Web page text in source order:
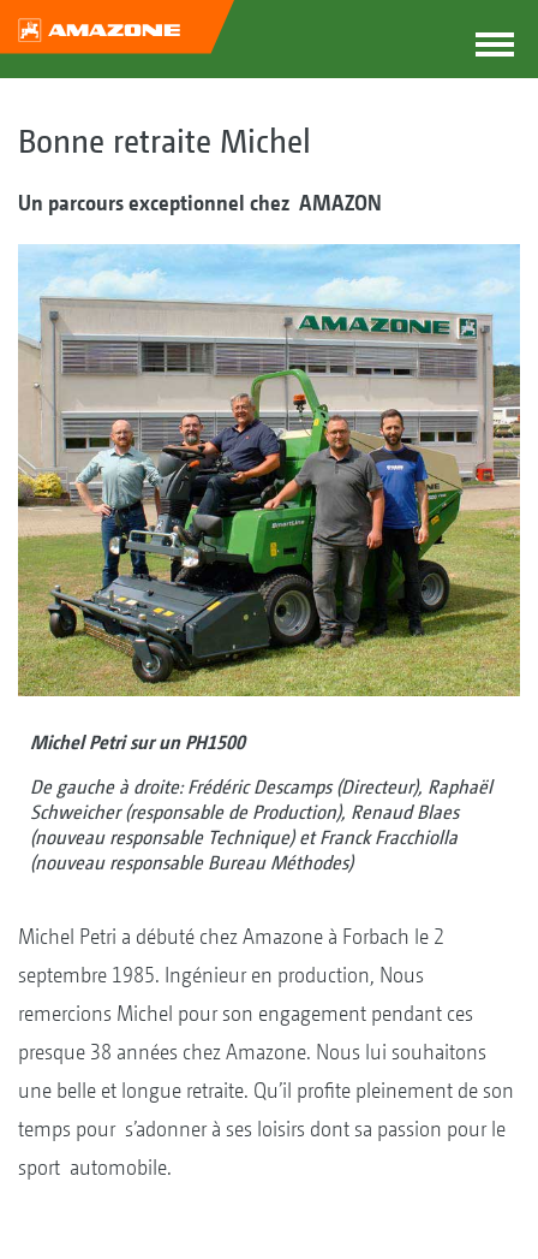
Bonne retraite Michel
Un parcours exceptionnel chez AMAZON
Michel Petri sur un PH1500
De gauche à droite: Frédéric Descamps (Directeur), Raphaël
Schweicher (responsable de Production), Renaud Blaes
(nouveau responsable Technique) et Franck Fracchiolla
(nouveau responsable Bureau Méthodes)
Michel Petri a débuté chez Amazone à Forbach le 2
septembre 1985. Ingénieur en production, Nous
remercions Michel pour son engagement pendant ces
presque 38 années chez Amazone. Nous lui souhaitons
une belle et longue retraite. Qu’il profite pleinement de son
temps pour s’adonner à ses loisirs dont sa passion pour le
sport automobile.